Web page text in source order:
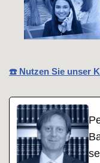
☎️ Nutzen Sie unser